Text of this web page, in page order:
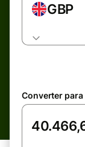
GBP
Converter para